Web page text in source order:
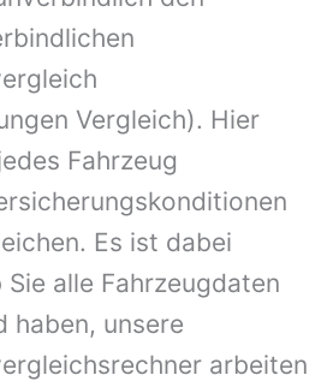
Vergleich). Hier
Fahrzeug
Es ist dabei
alle Fahrzeugdaten
haben, unsere
arbeiten